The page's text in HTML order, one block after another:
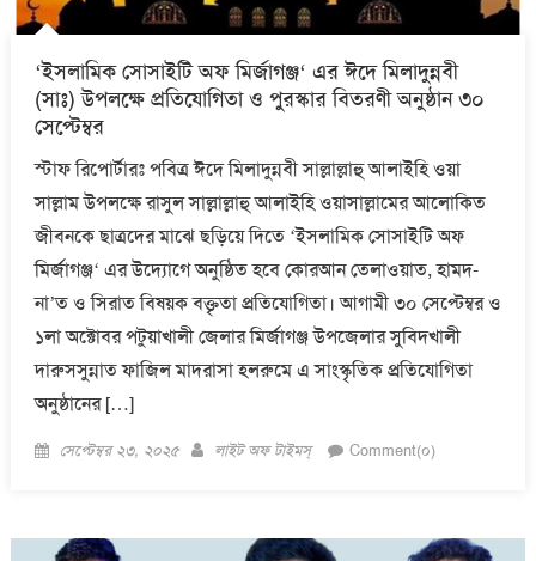
‘ইসলামিক সোসাইটি অফ মির্জাগঞ্জ‘ এর ঈদে মিলাদুন্নবী
(সাঃ) উপলক্ষে প্রতিযোগিতা ও পুরস্কার বিতরণী অনুষ্ঠান ৩০
সেপ্টেম্বর
স্টাফ রিপোর্টারঃ পবিত্র ঈদে মিলাদুন্নবী সাল্লাল্লাহু আলাইহি ওয়া
সাল্লাম উপলক্ষে রাসুল সাল্লাল্লাহু আলাইহি ওয়াসাল্লামের আলোকিত
জীবনকে ছাত্রদের মাঝে ছড়িয়ে দিতে ‘ইসলামিক সোসাইটি অফ
মির্জাগঞ্জ‘ এর উদ্যোগে অনুষ্ঠিত হবে কোরআন তেলাওয়াত, হামদ-
না’ত ও সিরাত বিষয়ক বক্তৃতা প্রতিযোগিতা। আগামী ৩০ সেপ্টেম্বর ও
১লা অক্টোবর পটুয়াখালী জেলার মির্জাগঞ্জ উপজেলার সুবিদখালী
দারুসসুন্নাত ফাজিল মাদরাসা হলরুমে এ সাংস্কৃতিক প্রতিযোগিতা
অনুষ্ঠানের […]
Posted
সেপ্টেম্বর ২৩, ২০২৫ Author
লাইট অফ টাইমস্ Comment(০)